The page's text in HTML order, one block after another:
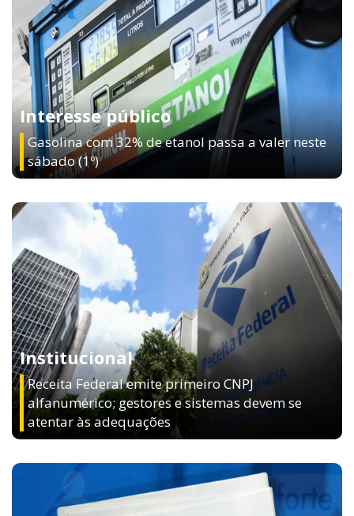
Interesse público
Gasolina com 32% de etanol passa a valer neste
sábado (1º)
Institucional
Receita Federal emite primeiro CNPJ
alfanumérico; gestores e sistemas devem se
atentar às adequações